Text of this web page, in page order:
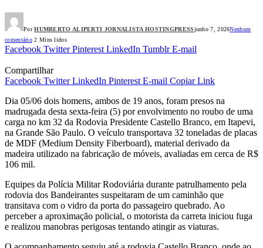
Por HUMBERTO ALIPERTI JORNALISTA HOSTINGPRESSjunho 7, 2026Nenhum
comentário 2 Mins lidos
Facebook Twitter Pinterest LinkedIn Tumblr E-mail
Compartilhar
Facebook Twitter LinkedIn Pinterest E-mail Copiar Link
Dia 05/06 dois homens, ambos de 19 anos, foram presos na
madrugada desta sexta-feira (5) por envolvimento no roubo de uma
carga no km 32 da Rodovia Presidente Castello Branco, em Itapevi,
na Grande São Paulo. O veículo transportava 32 toneladas de placas
de MDF (Medium Density Fiberboard), material derivado da
madeira utilizado na fabricação de móveis, avaliadas em cerca de R$
106 mil.
Equipes da Polícia Militar Rodoviária durante patrulhamento pela
rodovia dos Bandeirantes suspeitaram de um caminhão que
transitava com o vidro da porta do passageiro quebrado. Ao
perceber a aproximação policial, o motorista da carreta iniciou fuga
e realizou manobras perigosas tentando atingir as viaturas.